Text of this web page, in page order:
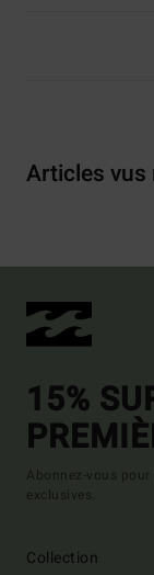
Articles vus
15%
Abonnez-vous
exclusives.
Collection